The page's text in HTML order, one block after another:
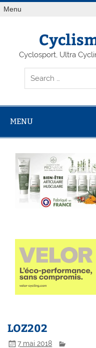
Menu
Cyclosport, Ultra
MENU
LOZ202
7 mai 2018